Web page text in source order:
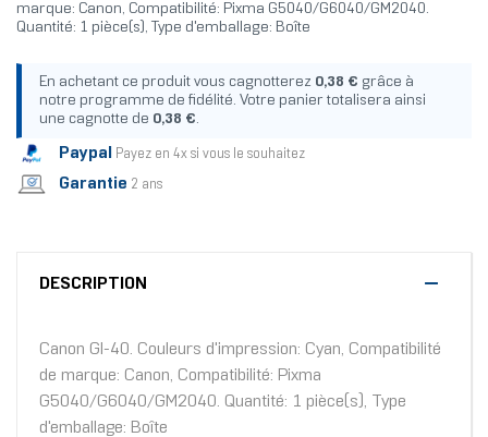
marque: Canon, Compatibilité: Pixma G5040/G6040/GM2040.
Quantité: 1 pièce(s), Type d'emballage: Boîte
En achetant ce produit vous cagnotterez 0,38 € grâce à
notre programme de fidélité. Votre panier totalisera ainsi
une cagnotte de 0,38 €.
Paypal Payez en 4x si vous le souhaitez
Garantie 2 ans
DESCRIPTION
Canon GI-40. Couleurs d'impression: Cyan, Compatibilité
de marque: Canon, Compatibilité: Pixma
G5040/G6040/GM2040. Quantité: 1 pièce(s), Type
d'emballage: Boîte